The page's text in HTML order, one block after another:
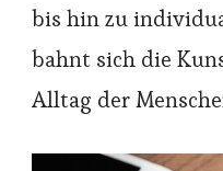
bis hin zu
bahnt sich die
Alltag der